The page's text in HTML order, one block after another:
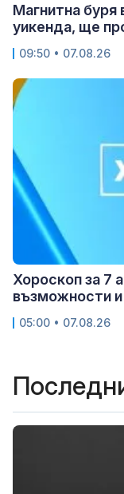
Магнитна буря
уикенда, ще
09:50 • 07.08.26
Хороскоп за 7
възможности
05:00 • 07.08.26